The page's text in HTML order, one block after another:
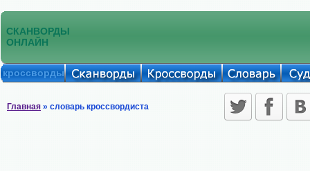
СКАНВОРДЫ
ОНЛАЙН
кроссворды
Главная » словарь кроссвордиста